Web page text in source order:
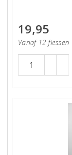
19,95
Vanaf 12